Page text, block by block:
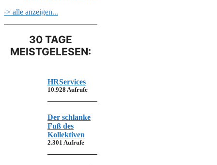
-> alle anzeigen...
30 TAGE
MEISTGELESEN:
HRServices
10.928 Aufrufe
Der schlanke
Fuß des
Kollektiven
2.301 Aufrufe